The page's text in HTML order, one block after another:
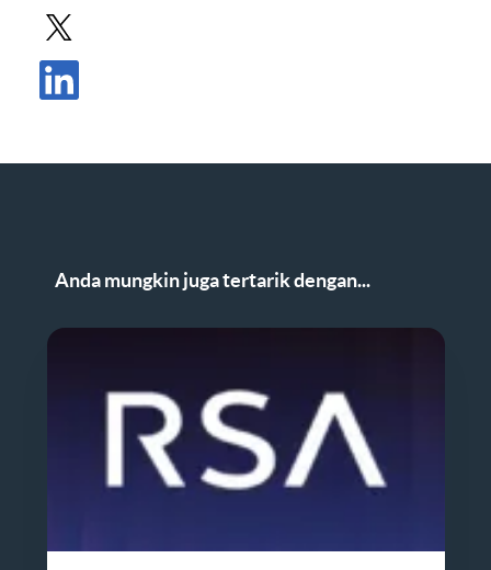
Bagikan Siaran Pers di X
Anda mungkin juga tertarik dengan...